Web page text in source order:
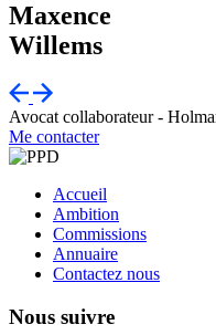
Maxence
Willems
Avocat collaborateur -
Me contacter
Accueil
Ambition
Commissions
Annuaire
Contactez nous
Nous suivre